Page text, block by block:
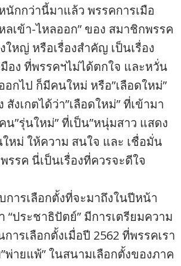
กกว่านี้มาแล้ว พรรคการเมือ
ลเข้า-ไหลออก” ของ สมาชิกพรรค
ใหญ่ หรือเรื่องสำคัญ เป็นเรื่อง
มือง ที่พรรคฯไม่ได้ตกใจ และหวั่น
อกไป ก็มีคนใหม่ หรือ”เลือดใหม่”
งเกตได้ว่า”เลือดใหม่” ที่เข้ามา
”รุ่นใหม่” ที่เป็น”หนุ่มสาว แสดง
หม่ ให้ความ สนใจ และ เชื่อมั่น
รรค นี่เป็นเรื่องที่ควรจะดีใจ
ารเลือกตั้งที่จะมาถึงในปีหน้า
“ประชาธิปัตย์” มีการเตรียมความ
ารเลือกตั้งเมื่อปี 2562 ที่พรรคเรา
พ่ายแพ้” ในสนามเลือกตั้งของภาค